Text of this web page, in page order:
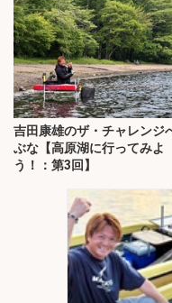
吉田康雄のザ・チャレンジ
ぶな【高原湖に行ってみよ
う！：第3回】